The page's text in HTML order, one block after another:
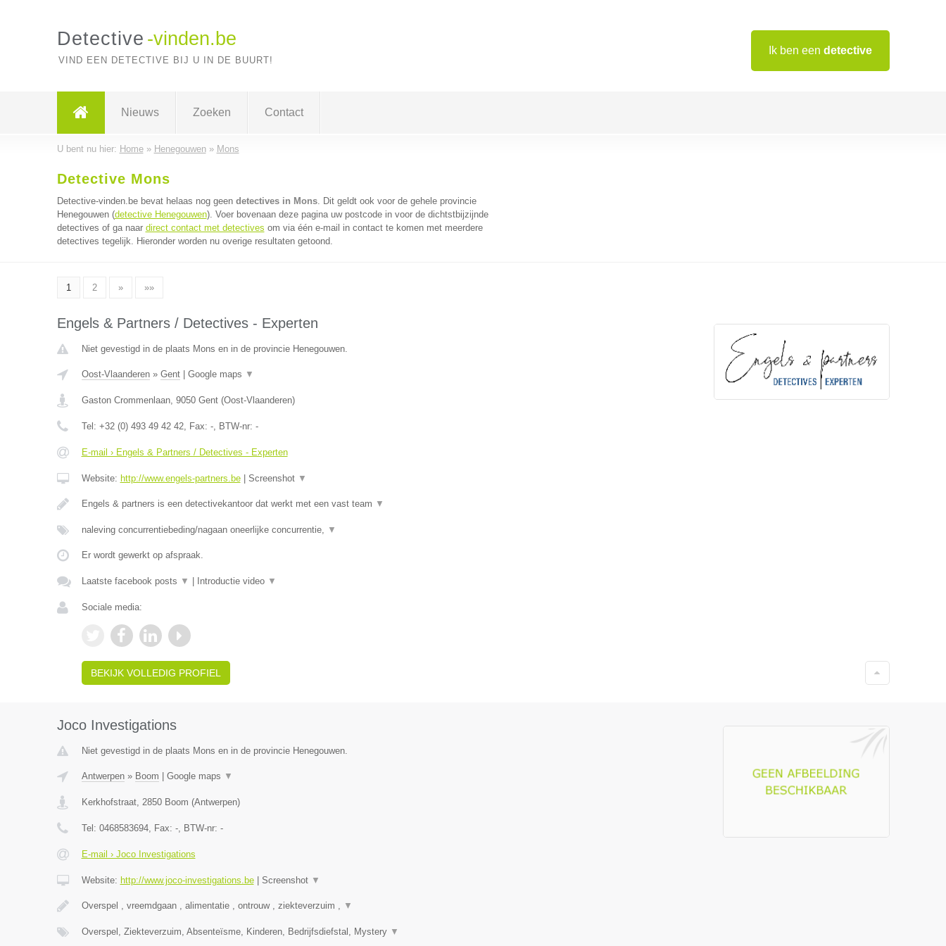
Ik ben een detective
Detective -vinden.be
VIND EEN DETECTIVE BIJ U IN DE BUURT!
Nieuws Zoeken Contact
U bent nu hier: Home» Henegouwen» Mons
Detective Mons
Detective-vinden.be bevat helaas nog geen detectives in Mons. Dit geldt ook voor de gehele provincie
Henegouwen (detective Henegouwen). Voer bovenaan deze pagina uw postcode in voor de dichtstbijzijnde
detectives of ga naar direct contact met detectives om via één e-mail in contact te komen met meerdere
detectives tegelijk. Hieronder worden nu overige resultaten getoond.
1 2 » »»
Engels & Partners / Detectives - Experten
Niet gevestigd in de plaats Mons en in de provincie Henegouwen.
Oost-Vlaanderen» Gent| Google maps ▼
Gaston Crommenlaan, 9050 Gent(Oost-Vlaanderen)
Tel: +32 (0) 493 49 42 42, Fax: -, BTW-nr: -
E-mail › Engels & Partners / Detectives - Experten
Website: http://www.engels-partners.be| Screenshot ▼
Engels & partners is een detectivekantoor dat werkt met een vast team ▼
naleving concurrentiebeding/nagaan oneerlijke concurrentie, ▼
Er wordt gewerkt op afspraak.
Laatste facebook posts ▼ Introductie video ▼
Sociale media:
BEKIJK VOLLEDIG PROFIEL
Joco Investigations
Niet gevestigd in de plaats Mons en in de provincie Henegouwen.
Antwerpen» Boom Google maps ▼
Kerkhofstraat, 2850 Boom (Antwerpen)
Tel: 0468583694, Fax: -, BTW-nr: -
E-mail › Joco Investigations
Website: http://www.joco-investigations.be| Screenshot ▼
Overspel , vreemdgaan , alimentatie , ontrouw , ziekteverzuim , ▼
Overspel, Ziekteverzuim, Absenteïsme, Kinderen, Bedrijfsdiefstal, Mystery ▼